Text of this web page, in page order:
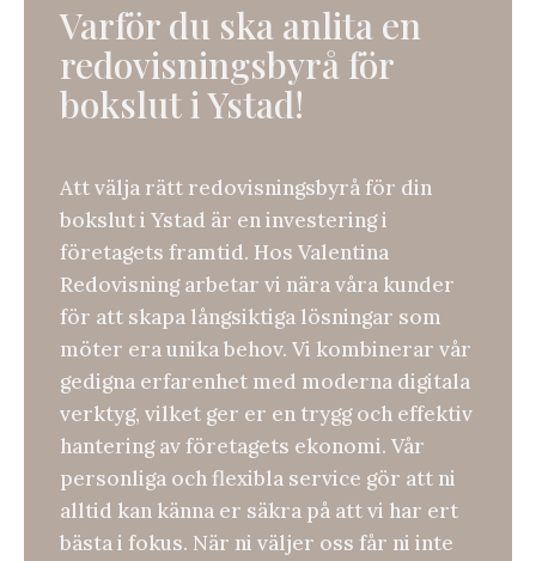
Varför du ska anlita en
redovisningsbyrå för
bokslut i Ystad!
Att välja rätt redovisningsbyrå för din
bokslut i Ystad är en investering i
företagets framtid. Hos Valentina
Redovisning arbetar vi nära våra kunder
för att skapa långsiktiga lösningar som
möter era unika behov. Vi kombinerar vår
gedigna erfarenhet med moderna digitala
verktyg, vilket ger er en trygg och effektiv
hantering av företagets ekonomi. Vår
personliga och flexibla service gör att ni
alltid kan känna er säkra på att vi har ert
bästa i fokus. När ni väljer oss får ni inte